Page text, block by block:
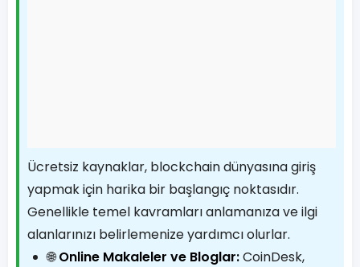
Ücretsiz kaynaklar, blockchain dünyasına giriş
yapmak için harika bir başlangıç noktasıdır.
Genellikle temel kavramları anlamanıza ve ilgi
alanlarınızı belirlemenize yardımcı olurlar.
🌐Online Makaleler ve Bloglar:CoinDesk,